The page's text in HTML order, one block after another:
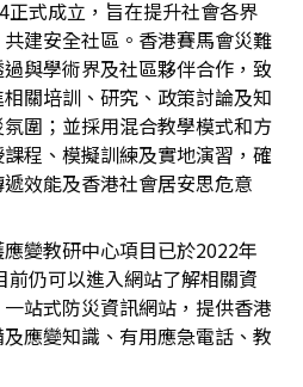
式成立，旨在提升社會各界
建安全社區。香港賽馬會災難
與學術界及社區夥伴合作，致
關培訓、研究、政策討論及知
圍；並採用混合教學模式和方
程、模擬訓練及實地演習，確
效能及香港社會居安思危意
變教研中心項目已於2022年
仍可以進入網站了解相關資
站式防災資訊網站，提供香港
應變知識、有用應急電話、教